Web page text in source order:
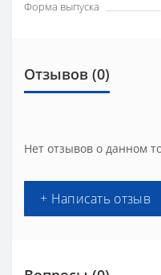
Форма выпуска
Отзывов (0)
Нет отзывов о данном
+ Написать отзыв